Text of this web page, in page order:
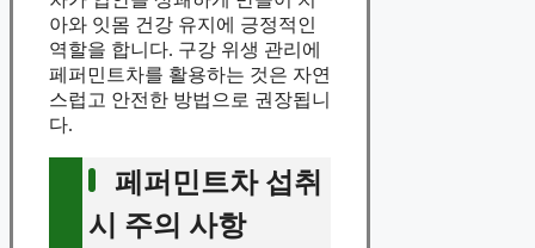
아와 잇몸 건강 유지에 긍정적인
역할을 합니다. 구강 위생 관리에
페퍼민트차를 활용하는 것은 자연
스럽고 안전한 방법으로 권장됩니
다.
페퍼민트차 섭취
시 주의 사항